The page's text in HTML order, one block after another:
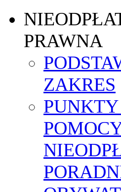
PRAWNA
ZAKRES